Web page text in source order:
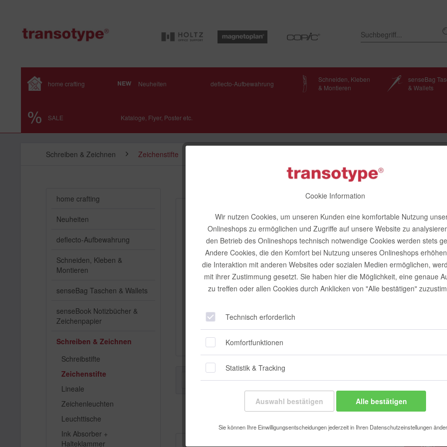
home crafting Neuheiten deflecto-Aufbewahrung
Schneiden, Kleben
& Montieren
senseBag
& Wallets
SALE Kataloge, Flyer, Poster etc.
Cookie Information
Wir nutzen Cookies, um unseren Kunden eine komfortable Nutzung
Onlineshops zu ermöglichen und Zugriffe auf unsere Website zu
den Betrieb des Onlineshops technisch notwendige Cookies werden stets
Andere Cookies, die den Komfort bei Nutzung unseres Onlineshops
die Interaktion mit anderen Websites oder sozialen Medien ermöglichen,
mit ihrer Zustimmung gesetzt. Sie haben hier die Möglichkeit, eine genaue
zu treffen oder allen Cookies durch Anklicken von "Alle bestätigen"
Technisch erforderlich
Komfortfunktionen
Statistik & Tracking
Auswahl bestätigen Alle bestätigen
Sie können Ihre Einwilligungsentscheidungen jederzeit in Ihren Datenschutzeinstellungen
Schreiben & Zeichnen Zeichenstifte
home crafting
Neuheiten
deflecto-Aufbewahrung
Schneiden, Kleben &
Montieren
senseBag Taschen & Wallets
senseBook Notizbücher &
Zeichenpapier
Schreiben & Zeichnen
Schreibstifte
Zeichenstifte
Lineale
Zeichenleuchten
Leuchttische
Ink Absorber +
Halteklammer
Topseller
Copic Multiliner, Schwarz
Inhalt1 Stück
4,05 € *
Inhalt1 Stück
Copic
Filtern
Vorherige Artikel laden